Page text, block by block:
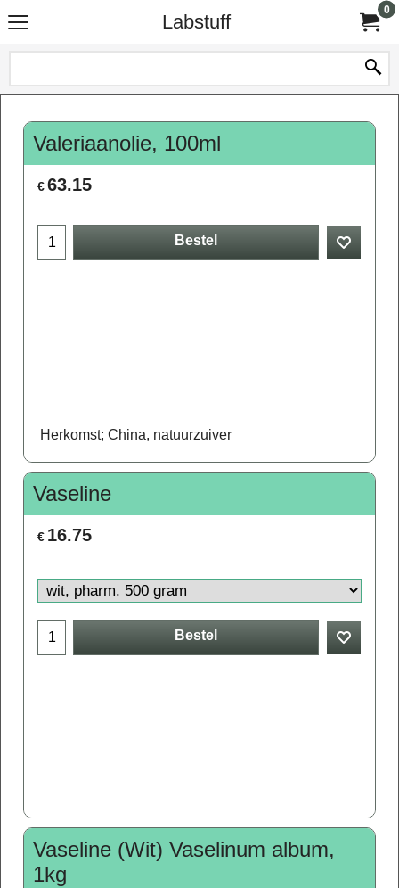
Labstuff
0
Valeriaanolie, 100ml
€63.15
Bestel
Herkomst; China, natuurzuiver
Vaseline
€ 16.75
Bestel
Vaseline (Wit) Vaselinum album,
1kg